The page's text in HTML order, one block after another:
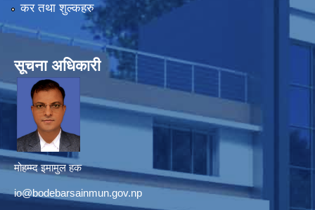
कर तथा शुल्कहरु
सूचना अधिकारी
मोहम्म्द इमामुल हक
io@bodebarsainmun.gov.np